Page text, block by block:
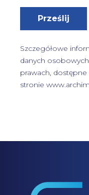
4
Prześlij
Szczegółowe
danych
prawach, dostępne
stronie